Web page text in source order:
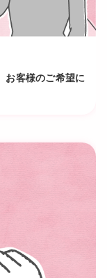
お客様のご希望に